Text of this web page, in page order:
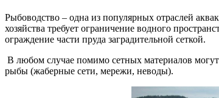
Рыбоводство – одна из популярных отраслей
хозяйства требует ограничение водного
ограждение части пруда заградительной сеткой.
В любом случае помимо сетных материалов
рыбы (жаберные сети, мережи, неводы).